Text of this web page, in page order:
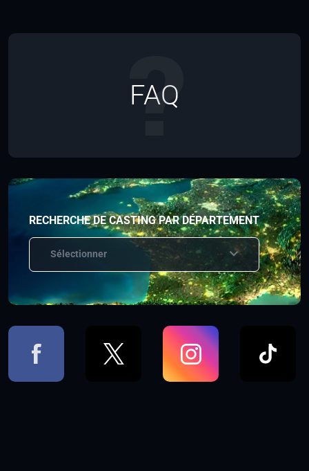
FAQ
RECHERCHE DE CASTING PAR DÉPARTEMENT
Sélectionner